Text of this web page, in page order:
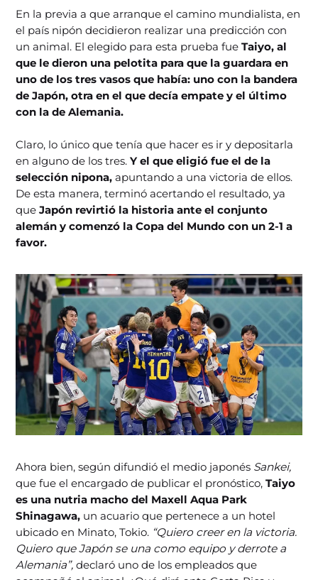
En la previa a que arranque el camino mundialista, en
el país nipón decidieron realizar una predicción con
un animal. El elegido para esta prueba fueTaiyo, al
que le dieron una pelotita para que la guardara en
uno de los tres vasos que había: uno con la bandera
de Japón, otra en el que decía empate y el último
con la de Alemania.
Claro, lo único que tenía que hacer es ir y depositarla
en alguno de los tres.Y el que eligió fue el de la
selección nipona,apuntando a una victoria de ellos.
De esta manera, terminó acertando el resultado, ya
queJapón revirtió la historia ante el conjunto
alemán y comenzó la Copa del Mundo con un 2-1 a
favor.
Ahora bien, según difundió el medio japonés Sankei,
que fue el encargado de publicar el pronóstico,Taiyo
es una nutria macho del Maxell Aqua Park
Shinagawa, un acuario que pertenece a un hotel
ubicado en Minato, Tokio. “Quiero creer en la victoria.
Quiero que Japón se una como equipo y derrote a
Alemania”,declaró uno de los empleados que